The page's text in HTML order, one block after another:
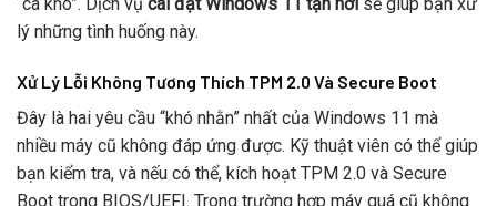
lý những tình huống này.
Xử Lý Lỗi Không Tương Thích TPM 2.0 Và Secure Boot
Đây là hai yêu cầu “khó nhằn” nhất của Windows 11 mà
nhiều máy cũ không đáp ứng được. Kỹ thuật viên có thể giúp
bạn kiểm tra, và nếu có thể, kích hoạt TPM 2.0 và Secure
Boot trong BIOS/UEFI. Trong trường hợp máy quá cũ không